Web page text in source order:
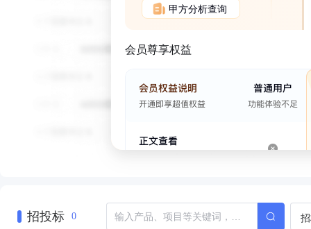
甲方分析查询
会员尊享权益
招投标 0